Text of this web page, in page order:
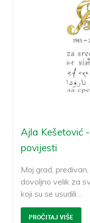
Ajla Kešetović
povijesti
Moj grad,
dovoljno velik za
koji su se usudili…
PROČITAJ VIŠE